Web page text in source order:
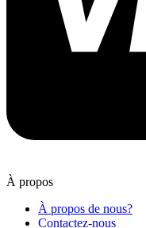
À propos
À propos de nous?
Contactez-nous